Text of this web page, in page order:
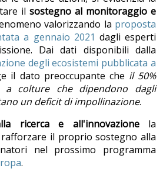
il sostegno al monitoraggio e
valorizzando la proposta
a gennaio 2021 dagli esperti
Dai dati disponibili dalla
degli ecosistemi pubblicata a
il dato preoccupante che il 50%
colture che dipendono dagli
un deficit di impollinazione.
ricerca e all'innovazione la
il proprio sostegno alla
nel prossimo programma
.